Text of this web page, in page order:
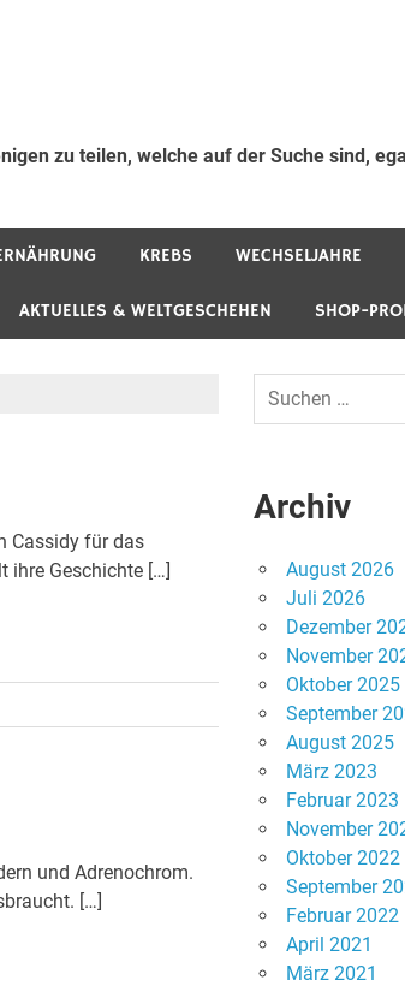
zu teilen, welche auf der Suche sind,
KREBS WECHSELJAHRE
AKTUELLES & WELTGESCHEHEN SHOP-
Cassidy für das
ihre Geschichte […]
und Adrenochrom.
[…]
Archiv
August 2026
Juli 2026
Dezember
November
Oktober 2025
September
August 2025
März 2023
Februar 2023
November
Oktober 2022
September
Februar 2022
April 2021
März 2021